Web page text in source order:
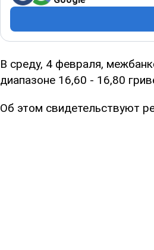
В среду, 4 февраля,
диапазоне 16,60 - 16,80
Об этом свидетельствуют